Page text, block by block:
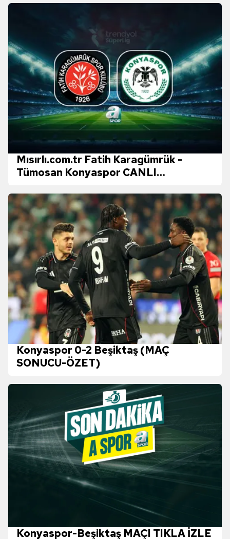
Mısırlı.com.tr Fatih Karagümrük -
Tümosan Konyaspor CANLI
Tümosan Konyaspor maçı canlı
anlatım)
Konyaspor 0-2 Beşiktaş (MAÇ
SONUCU-ÖZET)
Konyaspor-Beşiktaş MAÇI TIKLA İZLE